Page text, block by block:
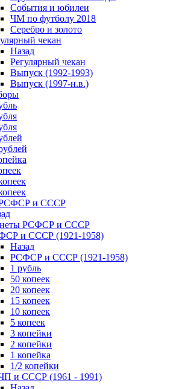
События и юбилеи
ЧМ по футболу 2018
Серебро и золото
чекан
Назад
Регулярный чекан
Выпуск (1992-1993)
Выпуск (1997-н.в.)
и СССР
РСФСР и СССР
и СССР (1921-1958)
Назад
РСФСР и СССР (1921-1958)
1 рубль
50 копеек
20 копеек
15 копеек
10 копеек
5 копеек
3 копейки
2 копейки
1 копейка
1/2 копейки
и СССР (1961 - 1991)